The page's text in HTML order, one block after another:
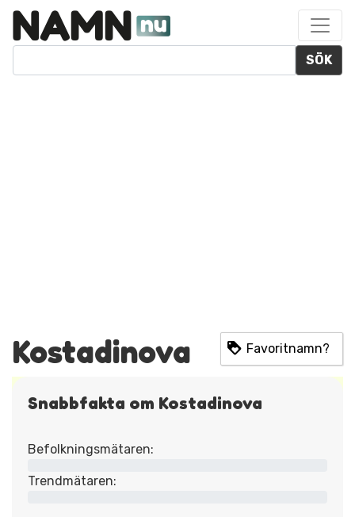
SÖK
Kostadinova Favoritnamn?
Snabbfakta om Kostadinova
Befolkningsmätaren:
Trendmätaren: